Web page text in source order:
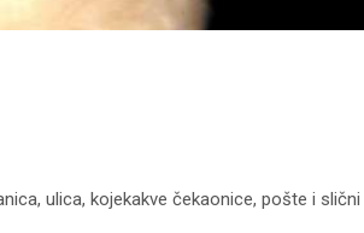
ulica, kojekakve čekaonice, pošte i slični